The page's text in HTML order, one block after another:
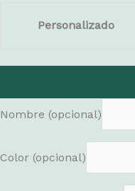
Personalizado
modelo
Toscana
Nombre (opcional)
Color (opcional)